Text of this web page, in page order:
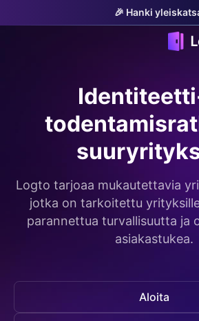
🎉 Hanki
Logto tarjoaa mukautettavia
jotka on tarkoitettu
parannettua turvallisuutta ja
asiakastukea.
Aloita